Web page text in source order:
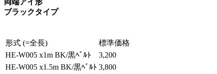
両端アイ形
ブラックタイプ
形式 (=全長)
標準価格
HE-W005 x1m BK/黒ﾍﾞﾙﾄ
3,200
HE-W005 x1.5m BK/黒ﾍﾞﾙﾄ 3,800